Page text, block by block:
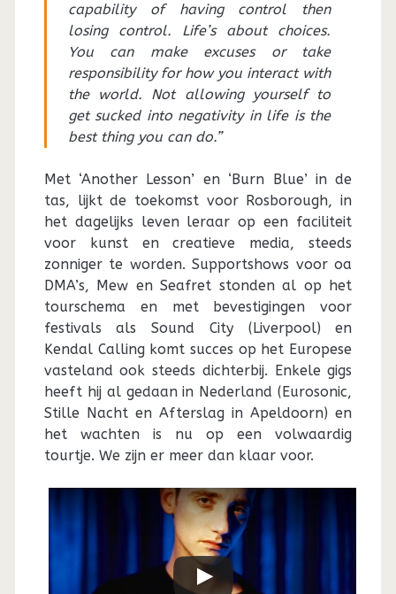
capability of having control then
losing control. Life’s about choices.
You can make excuses or take
responsibility for how you interact with
the world. Not allowing yourself to
get sucked into negativity in life is the
best thing you can do.”
Met ‘Another Lesson’ en ‘Burn Blue’ in de
tas, lijkt de toekomst voor Rosborough, in
het dagelijks leven leraar op een faciliteit
voor kunst en creatieve media, steeds
zonniger te worden. Supportshows voor oa
DMA’s, Mew en Seafret stonden al op het
tourschema en met bevestigingen voor
festivals als Sound City (Liverpool) en
Kendal Calling komt succes op het Europese
vasteland ook steeds dichterbij. Enkele gigs
heeft hij al gedaan in Nederland (Eurosonic,
Stille Nacht en Afterslag in Apeldoorn) en
het wachten is nu op een volwaardig
tourtje. We zijn er meer dan klaar voor.